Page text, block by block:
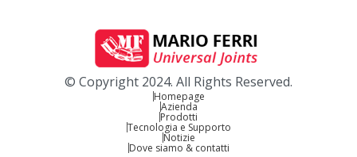
© Copyright 2024. All Rights Reserved.
Homepage
Azienda
Prodotti
Tecnologia e Supporto
Notizie
Dove siamo & contatti